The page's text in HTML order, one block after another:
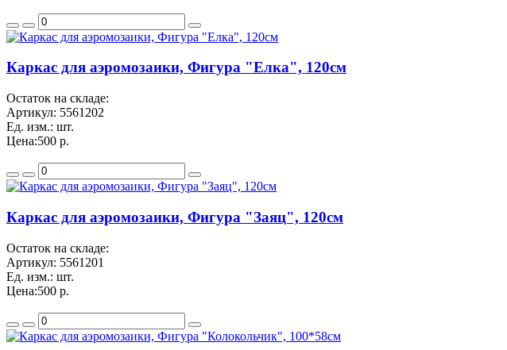
Каркас для аэромозаики, Фигура "Елка", 120см
Остаток на складе:
Артикул: 5561202
Ед. изм.: шт.
Цена:500 р.
Каркас для аэромозаики, Фигура "Заяц", 120см
Остаток на складе:
Артикул: 5561201
Ед. изм.: шт.
Цена:500 р.